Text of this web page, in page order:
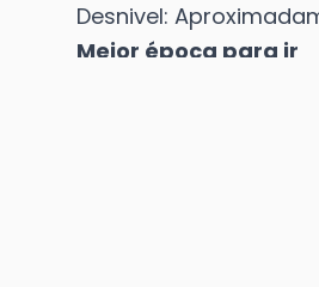
Desnivel:
Mejor época para ir